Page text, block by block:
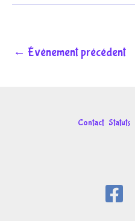
← Évènement précédent
Contact Statuts